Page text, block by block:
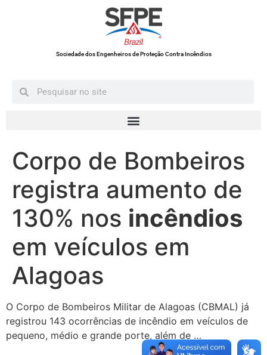
Sociedade dos Engenheiros de Proteção Contra Incêndios
Corpo de Bombeiros
registra aumento de
130% nos incêndios
em veículos em
Alagoas
O Corpo de Bombeiros Militar de Alagoas (CBMAL) já
registrou 143 ocorrências de incêndio em veículos de
pequeno, médio e grande porte, além de …